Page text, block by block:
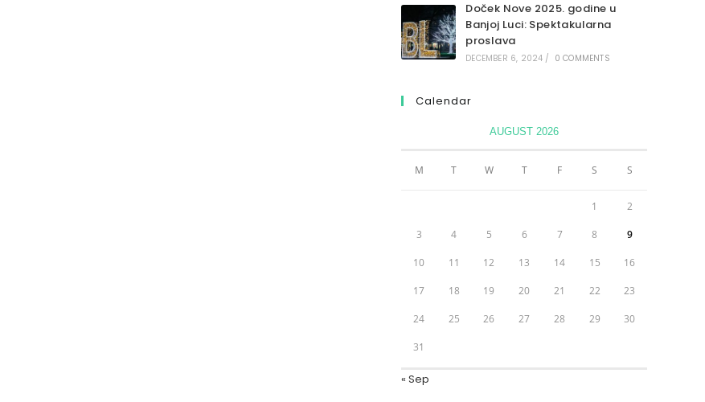
Doček Nove 2025. godine u
Banjoj Luci: Spektakularna
proslava
DECEMBER 6, 2024 / 0 COMMENTS
Calendar
AUGUST 2026
M T W T F S S
1 2
3 4 5 6 7 8 9
10 11 12 13 14 15 16
17 18 19 20 21 22 23
24 25 26 27 28 29 30
31
« Sep